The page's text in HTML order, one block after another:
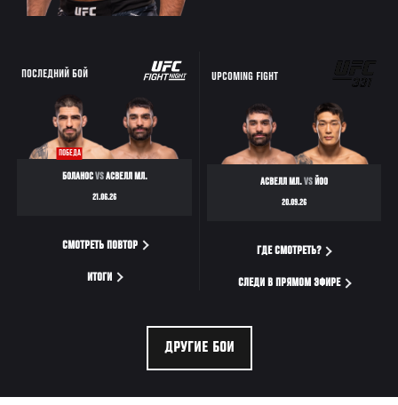
ПОСЛЕДНИЙ БОЙ
ПОБЕДА
БОЛАНОСVSАСВЕЛЛ МЛ.
21.06.26
СМОТРЕТЬ ПОВТОР
ИТОГИ
UPCOMING FIGHT
АСВЕЛЛ МЛ.VSЙОО
20.09.26
ГДЕ СМОТРЕТЬ?
СЛЕДИ В ПРЯМОМ ЭФИРЕ
ДРУГИЕ БОИ